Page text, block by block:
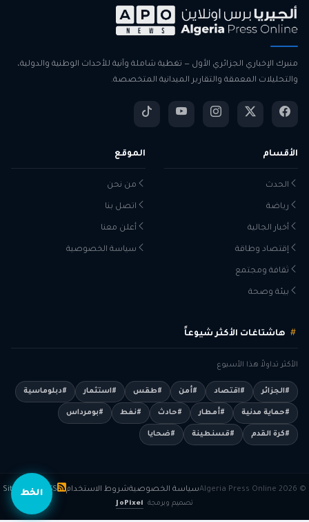
الخط
منبرك الإخباري الجزائري الأول — تغطية شاملة وآنية للأحداث الوطنية والدولية،
والتحليلات المعمقة والتقارير الميدانية المتخصصة.
الأقسام
الحدث
رياضة
أخبار الجالية
إقتصاد وطاقة
ثقافة ومجتمع
بيئة وصحة
الموقع
من نحن
اتصل بنا
أعلن معنا
سياسة الخصوصية
هاشتاغات الأكثر شيوعاً
الأكثر تداولاً هذا الأسبوع
#الجزائر #اقتصاد #أمن #طقس #استثمار #دبلوماسية
#حماية مدنية #أمطار #حادث #نفط #بومرداس
#كرة القدم #قسنطينة #ضحايا
© 2026 Algeria Press Online سياسة الخصوصيةشروط الاستخدام RSS
Sitemap
تصميم وبرمجة JoPixel